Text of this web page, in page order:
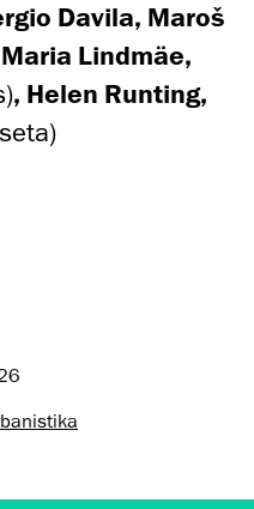
Davila, Maroš
Lindmäe,
, Helen Runting,